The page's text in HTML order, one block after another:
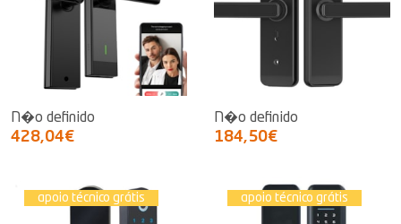
N�o definido
428,04€
N�o definido
184,50€
apoio técnico grátis apoio técnico grátis